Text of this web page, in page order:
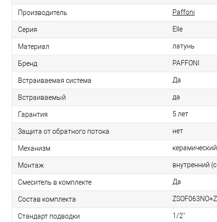
Производитель Paffoni
Серия Elle
Материал латунь
Бренд PAFFONI
Встраиваемая система Да
Встраиваемый да
Гарантия 5 лет
Защита от обратного потока нет
Механизм
Монтаж внутренний
Смеситель в комплекте Да
Состав комплекта
Стандарт подводки 1/2"